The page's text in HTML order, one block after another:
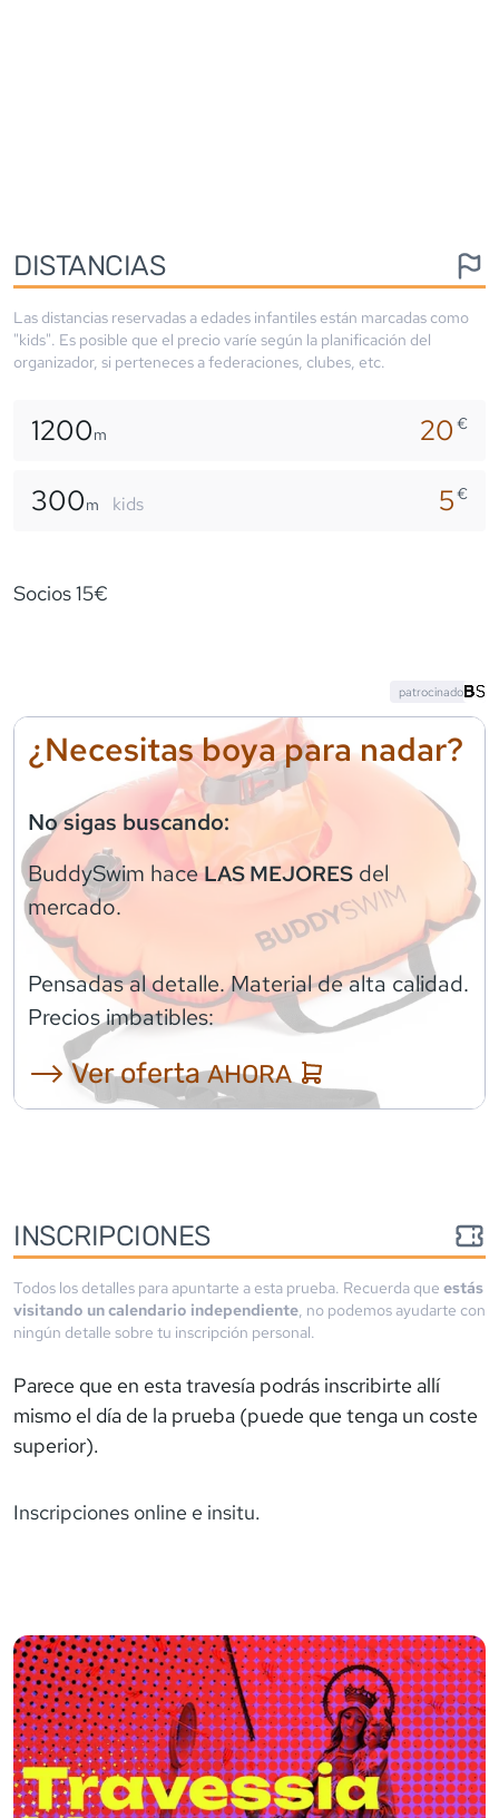
DISTANCIAS
Las distancias reservadas a edades infantiles están marcadas como
"kids". Es posible que el precio varíe según la planificación del
organizador, si perteneces a federaciones, clubes, etc.
1200m 20€
300m kids 5€
Socios 15€
¿Necesitas boya para nadar?
No sigas buscando:
BuddySwim haceLAS MEJORES del
mercado.
Pensadas al detalle. Material de alta calidad.
Precios imbatibles:
⟶ Ver ofertaAHORA
patrocinado
INSCRIPCIONES
Todos los detalles para apuntarte a esta prueba. Recuerda que estás
visitando un calendario independiente, no podemos ayudarte con
ningún detalle sobre tu inscripción personal.
Parece que en esta travesía podrás inscribirte allí
mismo el día de la prueba (puede que tenga un coste
superior).
Inscripciones online e insitu.